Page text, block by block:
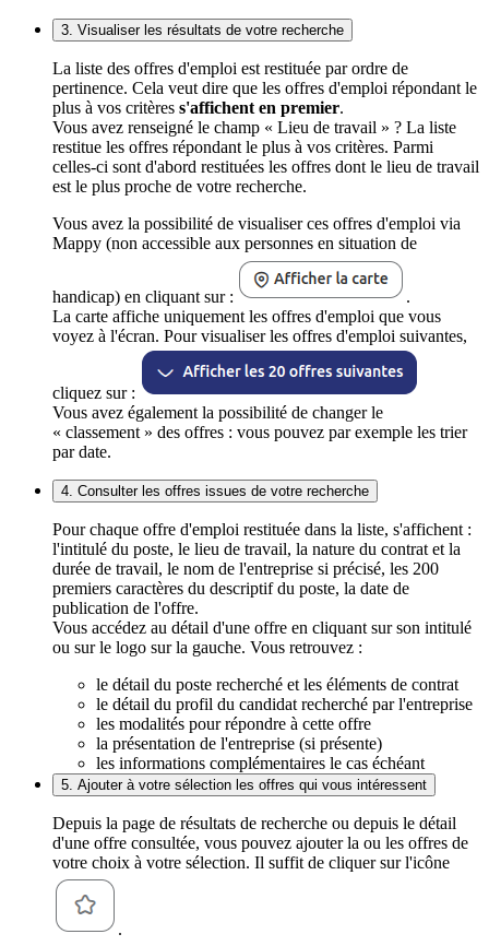
3. Visualiser les résultats de votre recherche
La liste des offres d'emploi est restituée par ordre de
pertinence. Cela veut dire que les offres d'emploi répondant le
plus à vos critères s'affichent en premier.
Vous avez renseigné le champ « Lieu de travail » ? La liste
restitue les offres répondant le plus à vos critères. Parmi
celles-ci sont d'abord restituées les offres dont le lieu de travail
est le plus proche de votre recherche.
Vous avez la possibilité de visualiser ces offres d'emploi via
Mappy (non accessible aux personnes en situation de
handicap) en cliquant sur :
.
La carte affiche uniquement les offres d'emploi que vous
voyez à l'écran. Pour visualiser les offres d'emploi suivantes,
cliquez sur :
Vous avez également la possibilité de changer le
« classement » des offres : vous pouvez par exemple les trier
par date.
4. Consulter les offres issues de votre recherche
Pour chaque offre d'emploi restituée dans la liste, s'affichent :
l'intitulé du poste, le lieu de travail, la nature du contrat et la
durée de travail, le nom de l'entreprise si précisé, les 200
premiers caractères du descriptif du poste, la date de
publication de l'offre.
Vous accédez au détail d'une offre en cliquant sur son intitulé
ou sur le logo sur la gauche. Vous retrouvez :
le détail du poste recherché et les éléments de contrat
le détail du profil du candidat recherché par l'entreprise
les modalités pour répondre à cette offre
la présentation de l'entreprise (si présente)
les informations complémentaires le cas échéant
5. Ajouter à votre sélection les offres qui vous intéressent
Depuis la page de résultats de recherche ou depuis le détail
d'une offre consultée, vous pouvez ajouter la ou les offres de
votre choix à votre sélection. Il suffit de cliquer sur l'icône
.